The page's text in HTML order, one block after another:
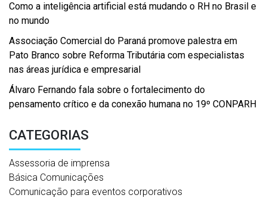
Como a inteligência artificial está mudando o RH no Brasil e
no mundo
Associação Comercial do Paraná promove palestra em
Pato Branco sobre Reforma Tributária com especialistas
nas áreas jurídica e empresarial
Álvaro Fernando fala sobre o fortalecimento do
pensamento crítico e da conexão humana no 19º CONPARH
CATEGORIAS
Assessoria de imprensa
Básica Comunicações
Comunicação para eventos corporativos